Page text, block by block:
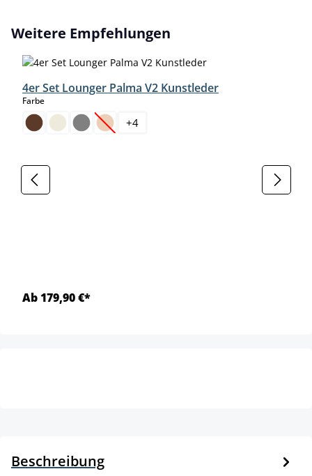
Produktgalerie überspringen
Weitere Empfehlungen
4er Set Lounger Palma V2 Kunstleder
Farbeauswählen
(Diese Option ist zurzeit nicht verfügbar.)
+4
Ab 179,90 €*
Beschreibung